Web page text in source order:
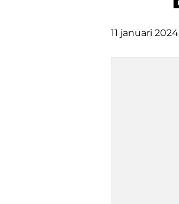
11 januari 2024